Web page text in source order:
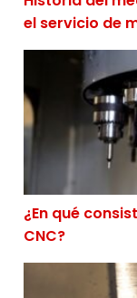
el servicio de
¿En qué
¿En qué
CNC?
4 mitos sobre